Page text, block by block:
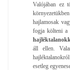
Valójában ez
hajlamosak
fogja költeni a
áll ellen.
esetleg